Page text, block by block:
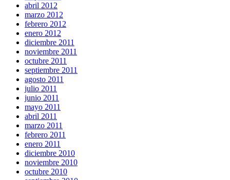
abril 2012
marzo 2012
febrero 2012
enero 2012
diciembre 2011
noviembre 2011
octubre 2011
septiembre 2011
agosto 2011
julio 2011
junio 2011
mayo 2011
abril 2011
marzo 2011
febrero 2011
enero 2011
diciembre 2010
noviembre 2010
octubre 2010